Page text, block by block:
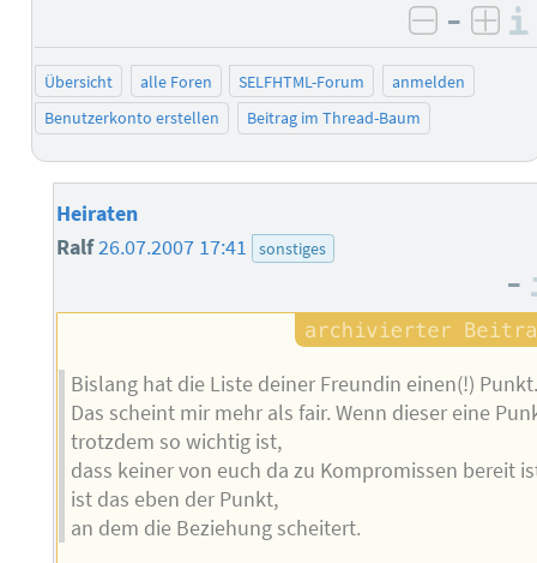
negativ
–
Übersicht alle Foren SELFHTML-Forum
anmelden
Benutzerkonto erstellen
Beitrag im Thread-Baum
Heiraten
Ralf26.07.2007 17:41 sonstiges
–
Bislang hat die Liste deiner Freundin einen(!)
Das scheint mir mehr als fair. Wenn dieser eine
trotzdem so wichtig ist,
dass keiner von euch da zu Kompromissen bereit
ist das eben der Punkt,
an dem die Beziehung scheitert.